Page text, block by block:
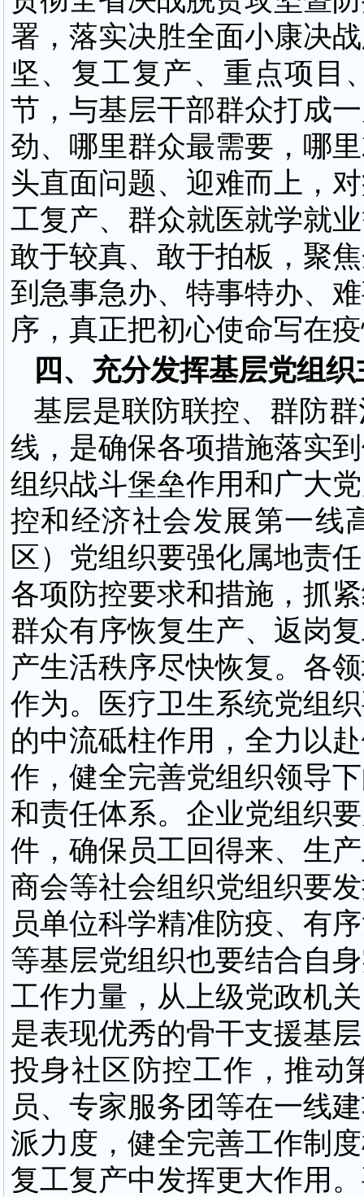
署，落实决胜全面小康决
坚、复工复产、重点项目
节，与基层干部群众打成
劲、哪里群众最需要，哪
头直面问题、迎难而上，
工复产、群众就医就学就
敢于较真、敢于拍板，聚
到急事急办、特事特办、
序，真正把初心使命写在
四、充分发挥基层党组
基层是联防联控、群防
线，是确保各项措施落实
组织战斗堡垒作用和广大
控和经济社会发展第一线
区）党组织要强化属地责
各项防控要求和措施，抓
群众有序恢复生产、返岗
产生活秩序尽快恢复。各
作为。医疗卫生系统党组
的中流砥柱作用，全力以
作，健全完善党组织领导
和责任体系。企业党组织
件，确保员工回得来、生
商会等社会组织党组织要
员单位科学精准防疫、有
等基层党组织也要结合自
工作力量，从上级党政机
是表现优秀的骨干支援基
投身社区防控工作，推动
员、专家服务团等在一线
派力度，健全完善工作制
复工复产中发挥更大作用